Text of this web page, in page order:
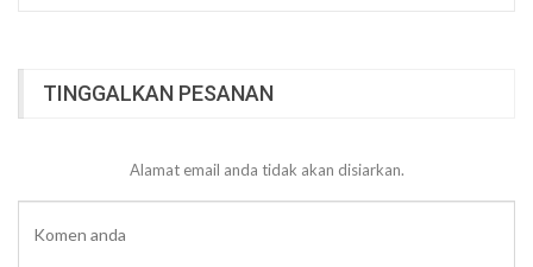
TINGGALKAN PESANAN
Alamat email anda tidak akan disiarkan.